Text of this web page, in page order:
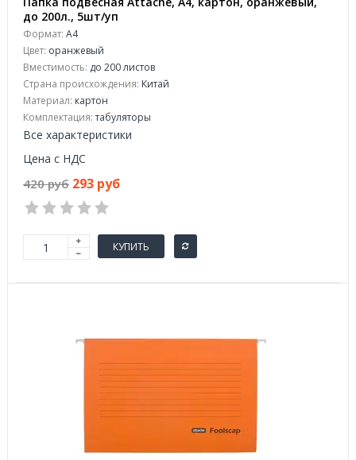
до 200л., 5шт/уп
Формат: А4
Цвет: оранжевый
Вместимость: до 200 листов
Страна происхождения: Китай
Материал: картон
Комплектация:табуляторы
Все характеристики
Цена с НДС
420 руб 293 руб
КУПИТЬ